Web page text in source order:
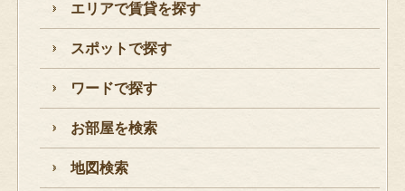
エリアで賃貸を探す
スポットで探す
ワードで探す
お部屋を検索
地図検索